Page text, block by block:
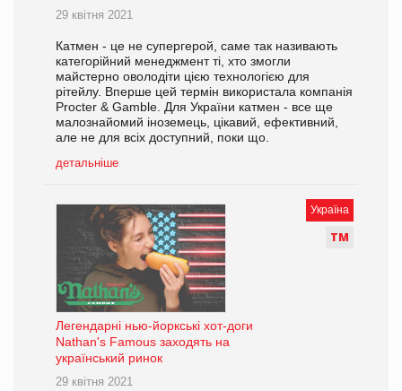
29 квітня 2021
Катмен - це не супергерой, саме так називають
категорійний менеджмент ті, хто змогли
майстерно оволодіти цією технологією для
рітейлу. Вперше цей термін використала компанія
Procter & Gamble. Для України катмен - все ще
малознайомий іноземець, цікавий, ефективний,
але не для всіх доступний, поки що.
детальніше
Україна
ТМ
Легендарні нью-йоркські хот-доги
Nathan's Famous заходять на
український ринок
29 квітня 2021